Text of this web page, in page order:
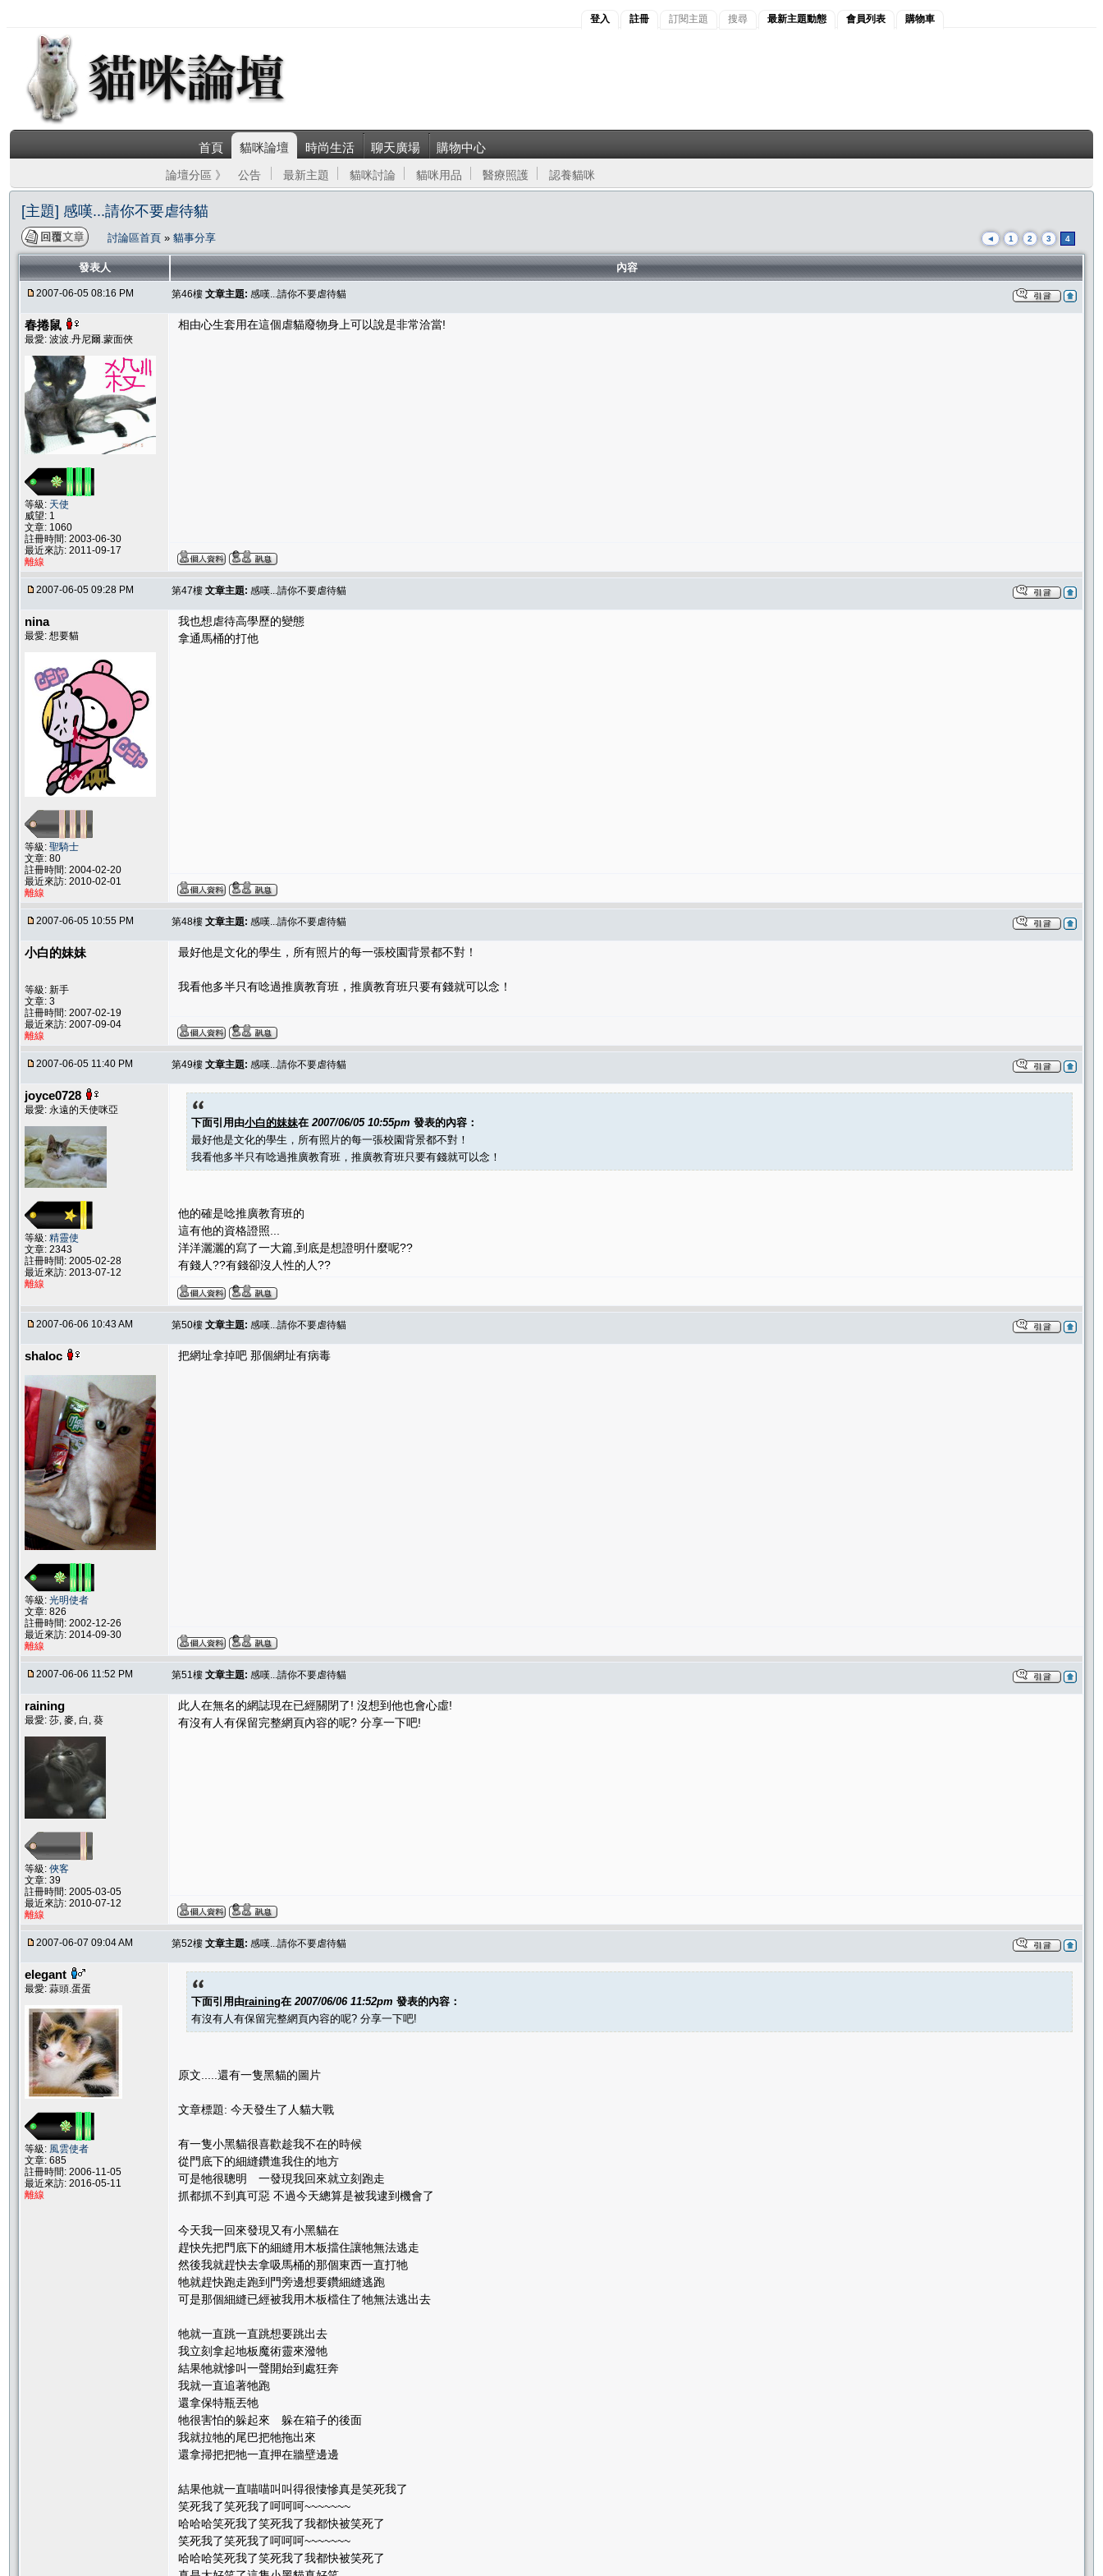
登入 註冊 訂閱主題 搜尋 最新主題動態 會員列表 購物車
首頁 貓咪論壇 時尚生活 聊天廣場 購物中心
論壇分區 》 公告 最新主題 貓咪討論 貓咪用品 醫療照護 認養貓咪
[主題] 感嘆...請你不要虐待貓
討論區首頁 » 貓事分享 ◄ 1 2 3 4
發表人 內容
2007-06-05 08:16 PM 第46樓 文章主題: 感嘆...請你不要虐待貓
春捲鼠
最愛: 波波.丹尼爾.蒙面俠
等級: 天使
威望: 1
文章: 1060
註冊時間: 2003-06-30
最近來訪: 2011-09-17
離線
相由心生套用在這個虐貓廢物身上可以說是非常洽當!
2007-06-05 09:28 PM 第47樓 文章主題: 感嘆...請你不要虐待貓
nina
最愛: 想要貓
等級: 聖騎士
文章: 80
註冊時間: 2004-02-20
最近來訪: 2010-02-01
離線
我也想虐待高學歷的變態
拿通馬桶的打他
2007-06-05 10:55 PM 第48樓 文章主題: 感嘆...請你不要虐待貓
小白的妹妹
等級: 新手
文章: 3
註冊時間: 2007-02-19
最近來訪: 2007-09-04
離線
最好他是文化的學生，所有照片的每一張校園背景都不對！
我看他多半只有唸過推廣教育班，推廣教育班只要有錢就可以念！
2007-06-05 11:40 PM 第49樓 文章主題: 感嘆...請你不要虐待貓
joyce0728
最愛: 永遠的天使咪亞
等級: 精靈使
文章: 2343
註冊時間: 2005-02-28
最近來訪: 2013-07-12
離線
下面引用由小白的妹妹在 2007/06/05 10:55pm 發表的內容：
最好他是文化的學生，所有照片的每一張校園背景都不對！
我看他多半只有唸過推廣教育班，推廣教育班只要有錢就可以念！
他的確是唸推廣教育班的
這有他的資格證照...
洋洋灑灑的寫了一大篇,到底是想證明什麼呢??
有錢人??有錢卻沒人性的人??
2007-06-06 10:43 AM 第50樓 文章主題: 感嘆...請你不要虐待貓
shaloc
等級: 光明使者
文章: 826
註冊時間: 2002-12-26
最近來訪: 2014-09-30
離線
把網址拿掉吧 那個網址有病毒
2007-06-06 11:52 PM 第51樓 文章主題: 感嘆...請你不要虐待貓
raining
最愛: 莎, 麥, 白, 葵
等級: 俠客
文章: 39
註冊時間: 2005-03-05
最近來訪: 2010-07-12
離線
此人在無名的網誌現在已經關閉了! 沒想到他也會心虛!
有沒有人有保留完整網頁內容的呢? 分享一下吧!
2007-06-07 09:04 AM 第52樓 文章主題: 感嘆...請你不要虐待貓
elegant
最愛: 蒜頭.蛋蛋
等級: 風雲使者
文章: 685
註冊時間: 2006-11-05
最近來訪: 2016-05-11
離線
下面引用由raining在 2007/06/06 11:52pm 發表的內容：
有沒有人有保留完整網頁內容的呢? 分享一下吧!
原文.....還有一隻黑貓的圖片
文章標題: 今天發生了人貓大戰
有一隻小黑貓很喜歡趁我不在的時候
從門底下的細縫鑽進我住的地方
可是牠很聰明 一發現我回來就立刻跑走
抓都抓不到真可惡 不過今天總算是被我逮到機會了
今天我一回來發現又有小黑貓在
趕快先把門底下的細縫用木板擋住讓牠無法逃走
然後我就趕快去拿吸馬桶的那個東西一直打牠
牠就趕快跑走跑到門旁邊想要鑽細縫逃跑
可是那個細縫已經被我用木板檔住了牠無法逃出去
牠就一直跳一直跳想要跳出去
我立刻拿起地板魔術靈來潑牠
結果牠就慘叫一聲開始到處狂奔
我就一直追著牠跑
還拿保特瓶丟牠
牠很害怕的躲起來 躲在箱子的後面
我就拉牠的尾巴把牠拖出來
還拿掃把把牠一直押在牆壁邊邊
結果他就一直喵喵叫叫得很悽慘真是笑死我了
笑死我了笑死我了呵呵呵~~~~~~~
哈哈哈笑死我了笑死我了我都快被笑死了
笑死我了笑死我了呵呵呵~~~~~~~
哈哈哈笑死我了笑死我了我都快被笑死了